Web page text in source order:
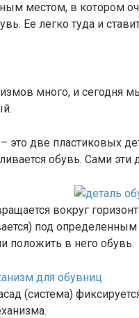
местом, в котором
Ее легко туда и
много, и сегодня
это две пластиковых
обувь. Сами эти
вокруг
под
положить в него обувь.
(система)